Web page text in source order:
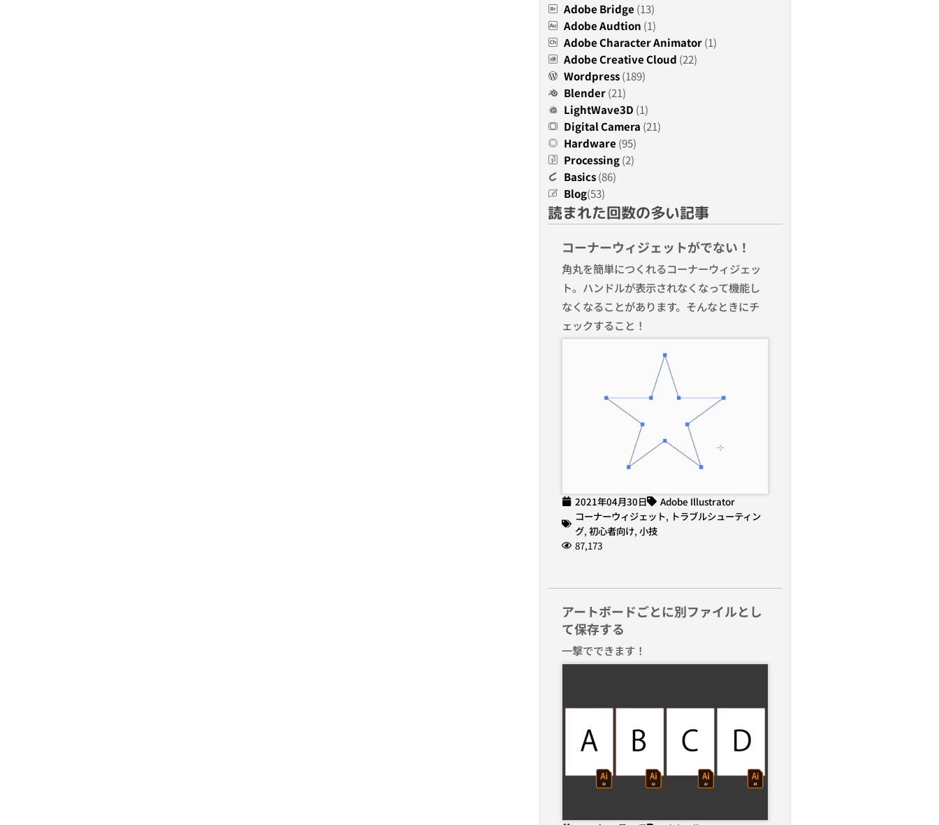
Adobe Bridge (13)
Adobe Audtion (1)
Adobe Character Animator(1)
Adobe Creative Cloud (22)
Wordpress(189)
Blender(21)
LightWave3D (1)
Digital Camera (21)
Hardware (95)
Processing(2)
Basics(86)
Blog(53)
読まれた回数の多い記事
コーナーウィジェットがでない！
角丸を簡単につくれるコーナーウィジェッ
ト。ハンドルが表示されなくなって機能し
なくなることがあります。そんなときにチ
ェックすること！
2021年04月30日
Adobe Illustrator
コーナーウィジェット, トラブルシューティン
グ, 初心者向け, 小技
87,173
アートボードごとに別ファイルとし
て保存する
一撃でできます！